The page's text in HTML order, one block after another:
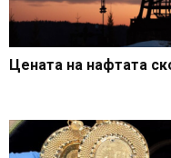
Цената на нафтата